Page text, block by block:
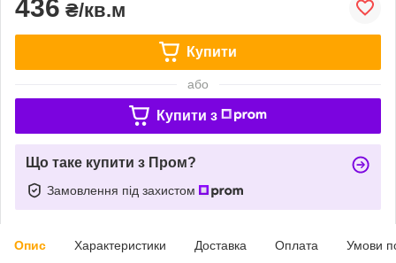
436 ₴/кв.м
Купити
або
Купити з
Що таке купити з Пром?
Замовлення під захистом
Опис Характеристики Доставка Оплата Умови